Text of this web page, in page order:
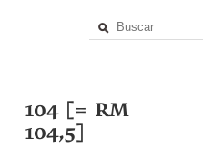
104 [= RM
104,5]